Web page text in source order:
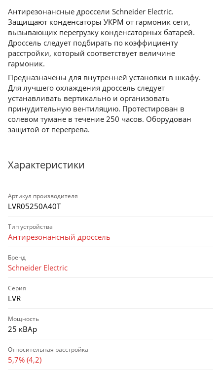
Антирезонансные дроссели Schneider Electric.
Защищают конденсаторы УКРМ от гармоник сети,
вызывающих перегрузку конденсаторных батарей.
Дроссель следует подбирать по коэффициенту
расстройки, который соответствует величине
гармоник.
Предназначены для внутренней установки в шкафу.
Для лучшего охлаждения дроссель следует
устанавливать вертикально и организовать
принудительную вентиляцию. Протестирован в
солевом тумане в течение 250 часов. Оборудован
защитой от перегрева.
Характеристики
Артикул производителя
LVR05250A40T
Тип устройства
Антирезонансный дроссель
Бренд
Schneider Electric
Серия
LVR
Мощность
25 кВАр
Относительная расстройка
5,7% (4,2)